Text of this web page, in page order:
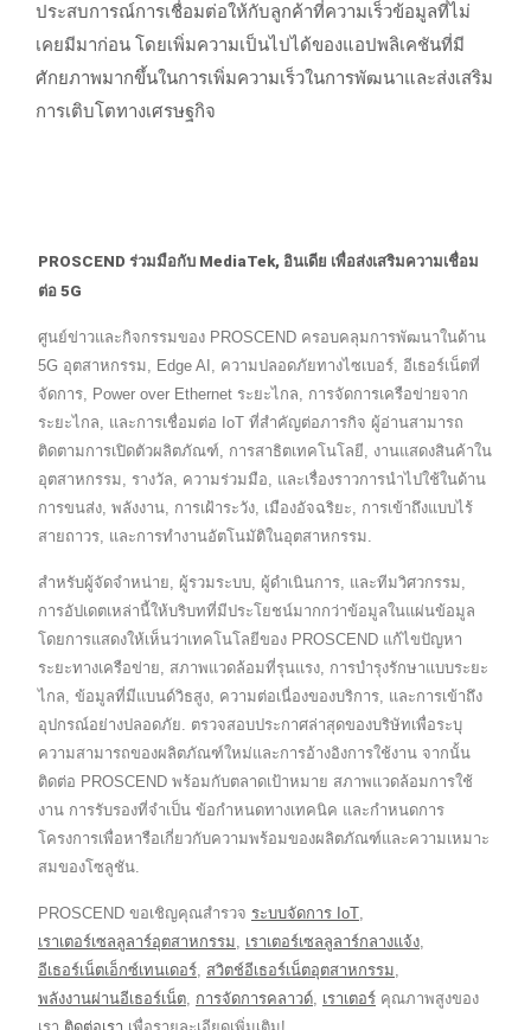
ประสบการณ์การเชื่อมต่อให้กับลูกค้าที่ความเร็วข้อมูลที่ไม่
เคยมีมาก่อน โดยเพิ่มความเป็นไปได้ของแอปพลิเคชันที่มี
ศักยภาพมากขึ้นในการเพิ่มความเร็วในการพัฒนาและส่งเสริม
การเติบโตทางเศรษฐกิจ
PROSCEND ร่วมมือกับ MediaTek, อินเดีย เพื่อส่งเสริมความเชื่อม
ต่อ 5G
ศูนย์ข่าวและกิจกรรมของ PROSCEND ครอบคลุมการพัฒนาในด้าน
5G อุตสาหกรรม, Edge AI, ความปลอดภัยทางไซเบอร์, อีเธอร์เน็ตที่
จัดการ, Power over Ethernet ระยะไกล, การจัดการเครือข่ายจาก
ระยะไกล, และการเชื่อมต่อ IoT ที่สำคัญต่อภารกิจ ผู้อ่านสามารถ
ติดตามการเปิดตัวผลิตภัณฑ์, การสาธิตเทคโนโลยี, งานแสดงสินค้าใน
อุตสาหกรรม, รางวัล, ความร่วมมือ, และเรื่องราวการนำไปใช้ในด้าน
การขนส่ง, พลังงาน, การเฝ้าระวัง, เมืองอัจฉริยะ, การเข้าถึงแบบไร้
สายถาวร, และการทำงานอัตโนมัติในอุตสาหกรรม.
สำหรับผู้จัดจำหน่าย, ผู้รวมระบบ, ผู้ดำเนินการ, และทีมวิศวกรรม,
การอัปเดตเหล่านี้ให้บริบทที่มีประโยชน์มากกว่าข้อมูลในแผ่นข้อมูล
โดยการแสดงให้เห็นว่าเทคโนโลยีของ PROSCEND แก้ไขปัญหา
ระยะทางเครือข่าย, สภาพแวดล้อมที่รุนแรง, การบำรุงรักษาแบบระยะ
ไกล, ข้อมูลที่มีแบนด์วิธสูง, ความต่อเนื่องของบริการ, และการเข้าถึง
อุปกรณ์อย่างปลอดภัย. ตรวจสอบประกาศล่าสุดของบริษัทเพื่อระบุ
ความสามารถของผลิตภัณฑ์ใหม่และการอ้างอิงการใช้งาน จากนั้น
ติดต่อ PROSCEND พร้อมกับตลาดเป้าหมาย สภาพแวดล้อมการใช้
งาน การรับรองที่จำเป็น ข้อกำหนดทางเทคนิค และกำหนดการ
โครงการเพื่อหารือเกี่ยวกับความพร้อมของผลิตภัณฑ์และความเหมาะ
สมของโซลูชัน.
PROSCEND ขอเชิญคุณสำรวจ ระบบจัดการ IoT,
เราเตอร์เซลลูลาร์อุตสาหกรรม, เราเตอร์เซลลูลาร์กลางแจ้ง,
อีเธอร์เน็ตเอ็กซ์เทนเดอร์, สวิตช์อีเธอร์เน็ตอุตสาหกรรม,
พลังงานผ่านอีเธอร์เน็ต, การจัดการคลาวด์, เราเตอร์ คุณภาพสูงของ